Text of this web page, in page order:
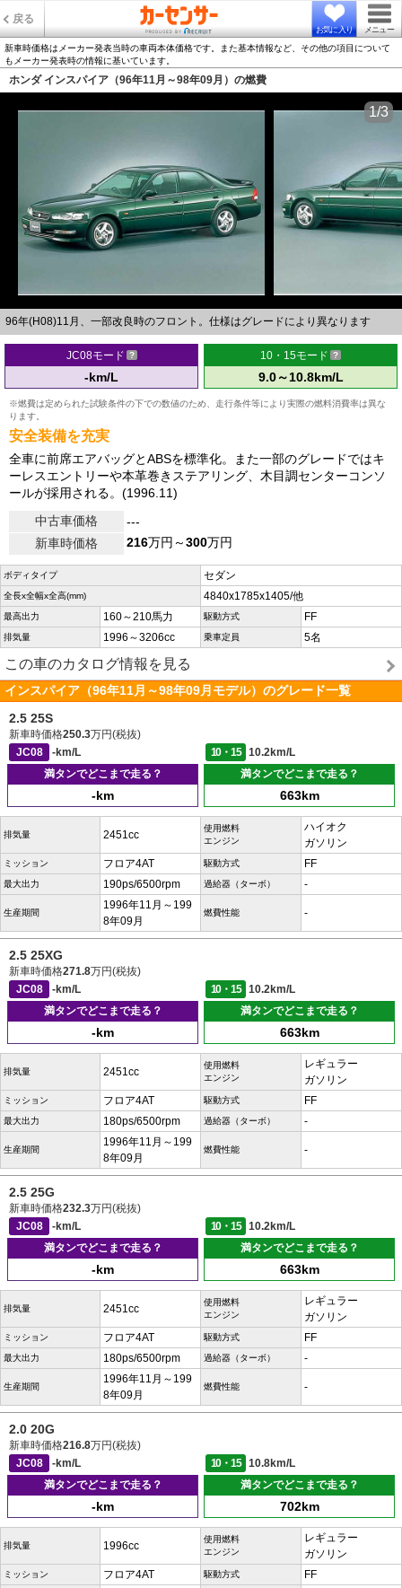
戻る
お気に入り メニュー
新車時価格はメーカー発表当時の車両本体価格です。また基本情報など、その他の項目について
もメーカー発表時の情報に基いています。
ホンダ インスパイア（96年11月～98年09月）の燃費
96年(H08)11月、一部改良時のフロント。仕様はグレードにより異なります
1/3
JC08モード
-km/L
10・15モード
9.0～10.8km/L
※燃費は定められた試験条件の下での数値のため、走行条件等により実際の燃料消費率は異な
ります。
安全装備を充実
全車に前席エアバッグとABSを標準化。また一部のグレードではキ
ーレスエントリーや本革巻きステアリング、木目調センターコンソ
ールが採用される。(1996.11)
中古車価格
---
新車時価格
216万円～300万円
ボディタイプ セダン
全長x全幅x全高(mm) 4840x1785x1405/他
最高出力 160～210馬力 駆動方式 FF
排気量 1996～3206cc 乗車定員 5名
この車のカタログ情報を見る
インスパイア（96年11月～98年09月モデル）のグレード一覧
2.5 25S
新車時価格250.3万円(税抜)
JC08
-km/L 10・15
10.2km/L
満タンでどこまで走る？
-km
満タンでどこまで走る？
663km
排気量 2451cc
使用燃料
エンジン
ハイオク
ガソリン
ミッション フロア4AT 駆動方式 FF
最大出力 190ps/6500rpm 過給器（ターボ） -
生産期間
1996年11月～199
8年09月
燃費性能 -
2.5 25XG
新車時価格271.8万円(税抜)
JC08
-km/L 10・15
10.2km/L
満タンでどこまで走る？
-km
満タンでどこまで走る？
663km
排気量 2451cc
使用燃料
エンジン
レギュラー
ガソリン
ミッション フロア4AT 駆動方式 FF
最大出力 180ps/6500rpm 過給器（ターボ） -
生産期間
1996年11月～199
8年09月
燃費性能 -
2.5 25G
新車時価格232.3万円(税抜)
JC08
-km/L 10・15
10.2km/L
満タンでどこまで走る？
-km
満タンでどこまで走る？
663km
排気量 2451cc
使用燃料
エンジン
レギュラー
ガソリン
ミッション フロア4AT 駆動方式 FF
最大出力 180ps/6500rpm 過給器（ターボ） -
生産期間
1996年11月～199
8年09月
燃費性能 -
2.0 20G
新車時価格216.8万円(税抜)
JC08
-km/L 10・15
10.8km/L
満タンでどこまで走る？
-km
満タンでどこまで走る？
702km
排気量 1996cc
使用燃料
エンジン
レギュラー
ガソリン
ミッション フロア4AT 駆動方式 FF